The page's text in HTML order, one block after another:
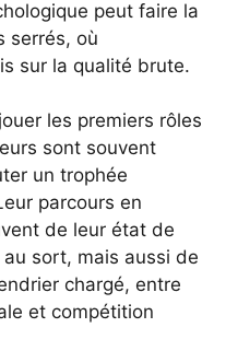
peut faire la
serrés, où
sur la qualité brute.
les premiers rôles
sont souvent
un trophée
parcours en
de leur état de
sort, mais aussi de
chargé, entre
et compétition